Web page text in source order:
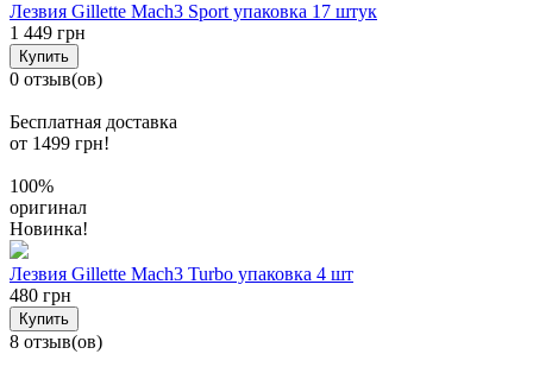
Лезвия Gillette Mach3 Sport упаковка 17 штук
1 449 грн
Купить
0 отзыв(ов)
Бесплатная доставка
от 1499 грн!
100%
оригинал
Новинка!
Лезвия Gillette Mach3 Turbo упаковка 4 шт
480 грн
Купить
8 отзыв(ов)